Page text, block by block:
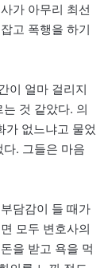
가 아무리 최선
고 폭행을 하기
이 얼마 걸리지
것 같았다. 의
가 없느냐고 물었
. 그들은 마음
담감이 들 때가
모두 변호사의
을 받고 욕을 먹